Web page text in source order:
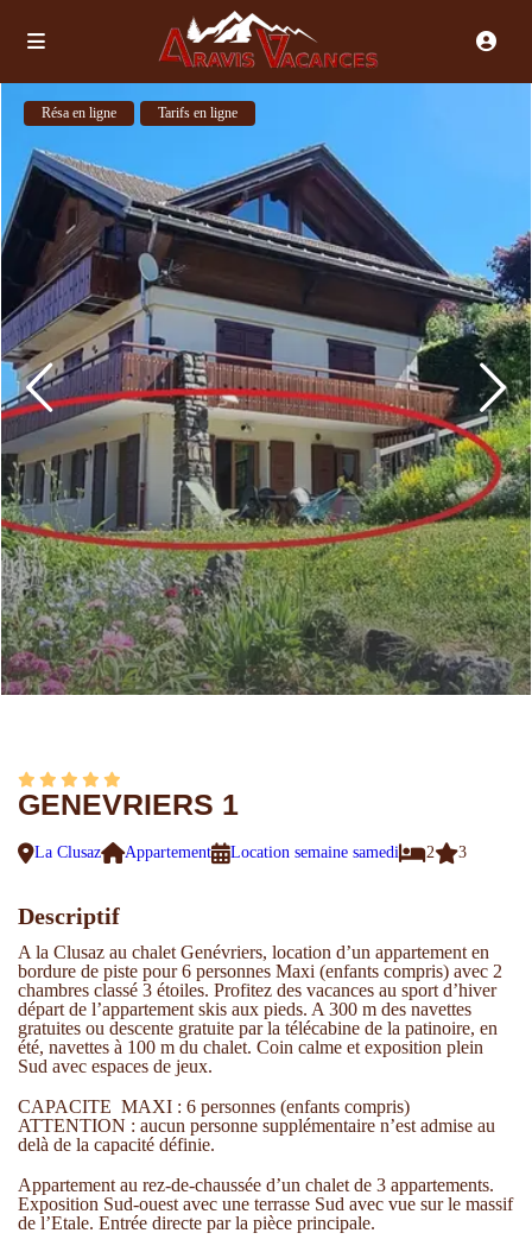
Résa en ligne Tarifs en ligne
GENEVRIERS 1
La Clusaz Appartement Location semaine samedi 2 3
Descriptif
A la Clusaz au chalet Genévriers, location d’un appartement en
bordure de piste pour 6 personnes Maxi (enfants compris) avec 2
chambres classé 3 étoiles. Profitez des vacances au sport d’hiver
départ de l’appartement skis aux pieds. A 300 m des navettes
gratuites ou descente gratuite par la télécabine de la patinoire, en
été, navettes à 100 m du chalet. Coin calme et exposition plein
Sud avec espaces de jeux.
CAPACITE MAXI : 6 personnes (enfants compris)
ATTENTION : aucun personne supplémentaire n’est admise au
delà de la capacité définie.
Appartement au rez-de-chaussée d’un chalet de 3 appartements.
Exposition Sud-ouest avec une terrasse Sud avec vue sur le massif
de l’Etale. Entrée directe par la pièce principale.